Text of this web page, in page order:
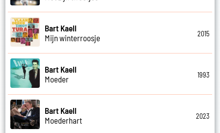
Bart Kaell
Mijn winterroosje
2015
Bart Kaell
Moeder
1993
Bart Kaell
Moederhart
2023